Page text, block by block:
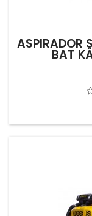
ASPIRADOR
BAT